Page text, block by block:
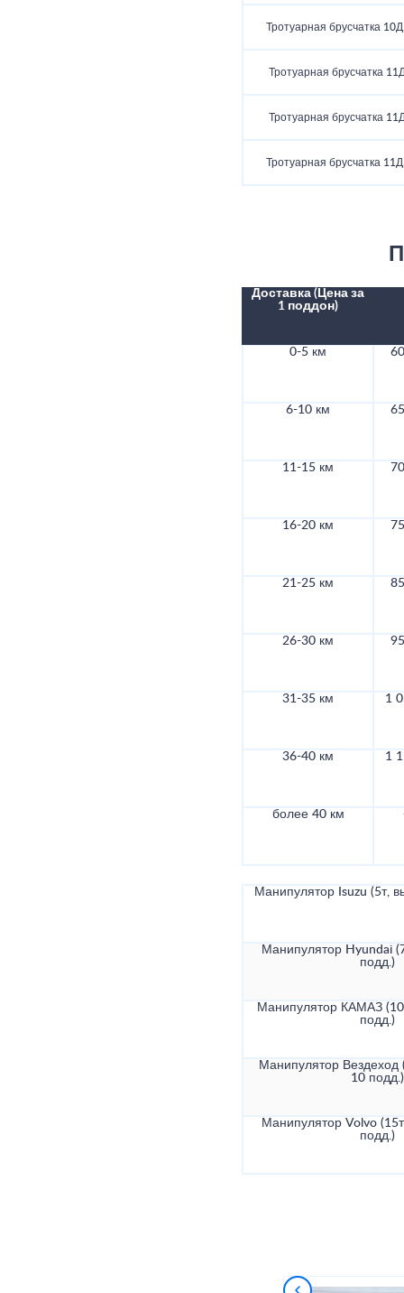
Тротуарная брусчатка
Тротуарная брусчатка
Тротуарная брусчатка
Тротуарная брусчатка
Доставка (Цена за
1 поддон)
0-5 км
6-10 км
11-15 км
16-20 км
21-25 км
26-30 км
31-35 км 1
36-40 км 1
более 40 км
Манипулятор Isuzu (5т,
Манипулятор Hyundai
подд.)
Манипулятор КАМАЗ
подд.)
Манипулятор Вездеход
10 подд.)
Манипулятор Volvo
подд.)